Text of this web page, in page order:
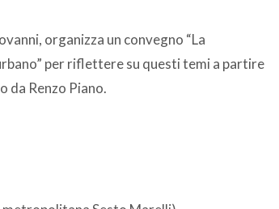
organizza un convegno “La
per riflettere su questi temi a partire
da Renzo Piano.